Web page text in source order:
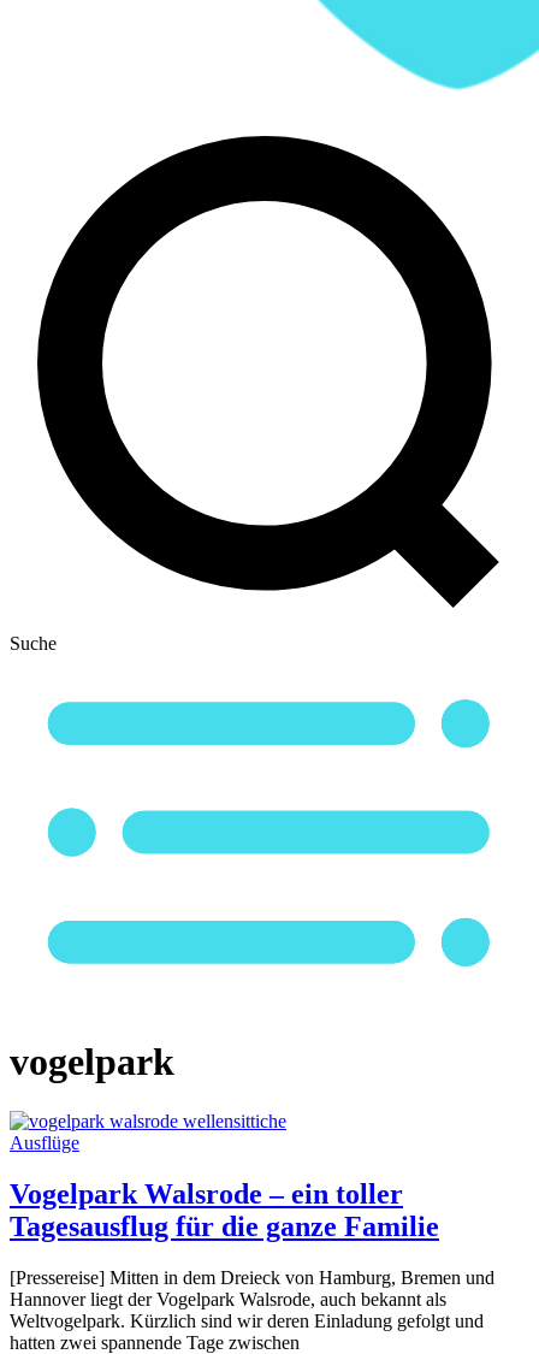
Suche
vogelpark
Ausflüge
Vogelpark Walsrode – ein toller
Tagesausflug für die ganze Familie
[Pressereise] Mitten in dem Dreieck von Hamburg, Bremen und
Hannover liegt der Vogelpark Walsrode, auch bekannt als
Weltvogelpark. Kürzlich sind wir deren Einladung gefolgt und
hatten zwei spannende Tage zwischen